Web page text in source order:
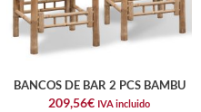
BANCOS DE BAR 2 PCS BAMBU
209,56€ IVA incluido